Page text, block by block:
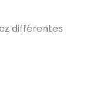
différentes